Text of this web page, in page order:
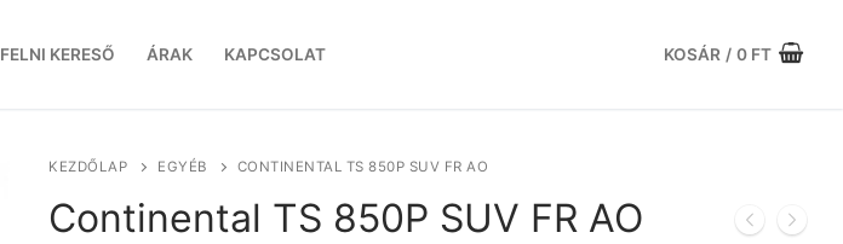
FELNI KERESŐ ÁRAK KAPCSOLAT KOSÁR / 0 FT
KEZDŐLAP EGYÉB CONTINENTAL TS 850P SUV FR AO
Continental TS 850P SUV FR AO